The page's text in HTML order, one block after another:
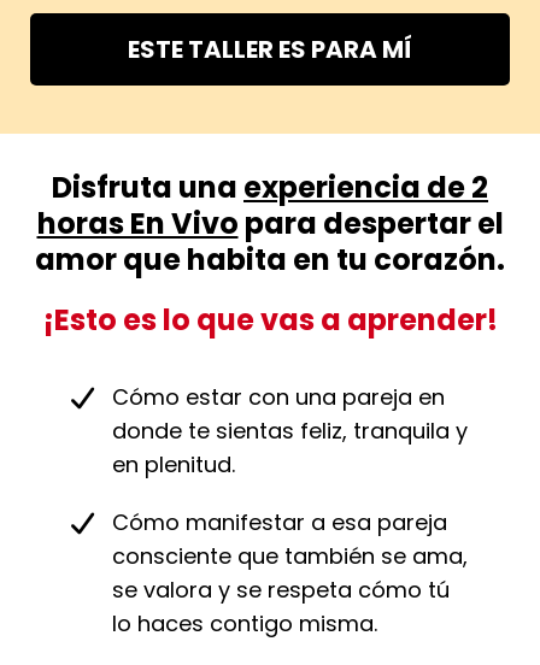
ESTE TALLER ES PARA MÍ
Disfruta una experiencia de 2
horas En Vivo para despertar el
amor que habita en tu corazón.
¡Esto es lo que vas a aprender!
Cómo estar con una pareja en
donde te sientas feliz, tranquila y
en plenitud.
Cómo manifestar a esa pareja
consciente que también se ama,
se valora y se respeta cómo tú
lo haces contigo misma.